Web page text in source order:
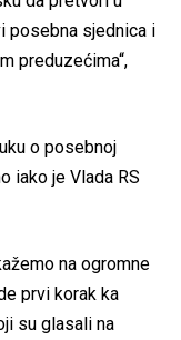
posebna sjednica i
preduzećima“,
o posebnoj
iako je Vlada RS
na ogromne
prvi korak ka
su glasali na